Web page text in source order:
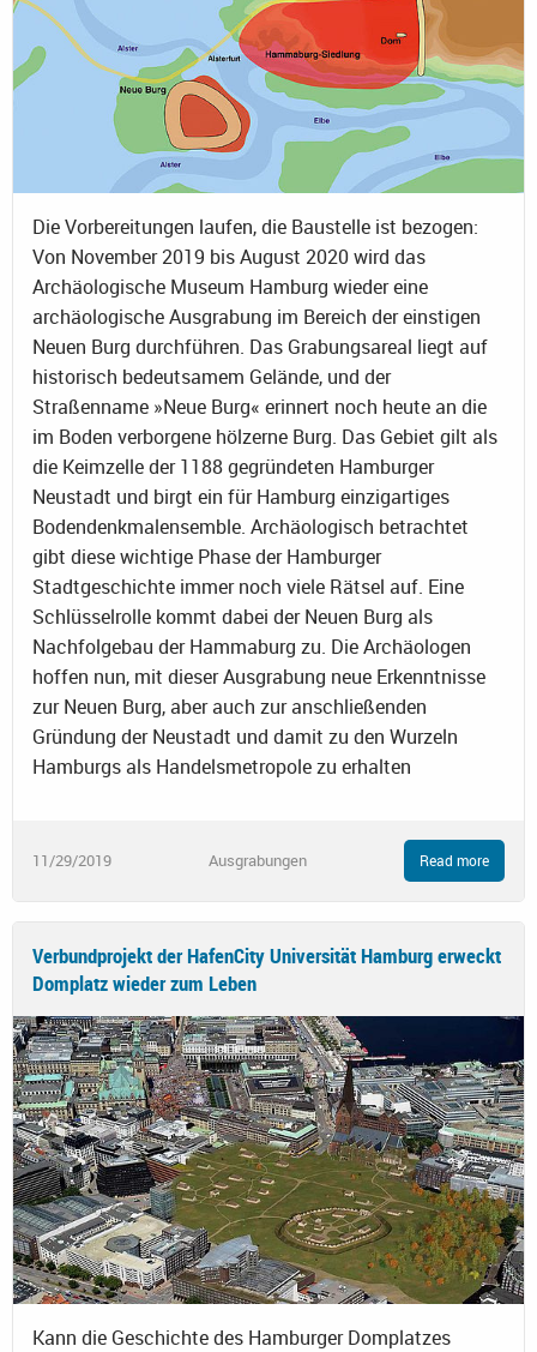
Die Vorbereitungen laufen, die Baustelle ist bezogen:
Von November 2019 bis August 2020 wird das
Archäologische Museum Hamburg wieder eine
archäologische Ausgrabung im Bereich der einstigen
Neuen Burg durchführen. Das Grabungsareal liegt auf
historisch bedeutsamem Gelände, und der
Straßenname »Neue Burg« erinnert noch heute an die
im Boden verborgene hölzerne Burg. Das Gebiet gilt als
die Keimzelle der 1188 gegründeten Hamburger
Neustadt und birgt ein für Hamburg einzigartiges
Bodendenkmalensemble. Archäologisch betrachtet
gibt diese wichtige Phase der Hamburger
Stadtgeschichte immer noch viele Rätsel auf. Eine
Schlüsselrolle kommt dabei der Neuen Burg als
Nachfolgebau der Hammaburg zu. Die Archäologen
hoffen nun, mit dieser Ausgrabung neue Erkenntnisse
zur Neuen Burg, aber auch zur anschließenden
Gründung der Neustadt und damit zu den Wurzeln
Hamburgs als Handelsmetropole zu erhalten
11/29/2019 Ausgrabungen Read more
Verbundprojekt der HafenCity Universität Hamburg erweckt
Domplatz wieder zum Leben
Kann die Geschichte des Hamburger Domplatzes